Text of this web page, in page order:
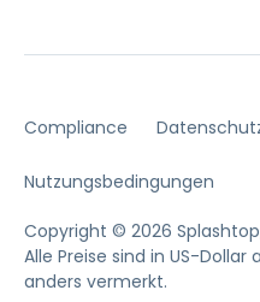
Compliance
Nutzungsbedingungen
Copyright © 2026
Alle Preise sind in US-
anders vermerkt.